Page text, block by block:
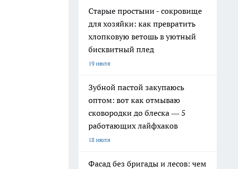
Старые простыни - сокровище
для хозяйки: как превратить
хлопковую ветошь в уютный
бисквитный плед
19 июля
Зубной пастой закупаюсь
оптом: вот как отмываю
сковородки до блеска — 5
работающих лайфхаков
18 июля
Фасад без бригады и лесов: чем